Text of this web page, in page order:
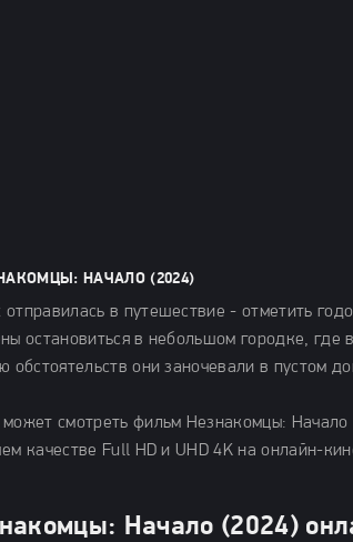
НАЧАЛО (2024)
отправилась в путешествие - отметить
остановиться в небольшом городке, где
обстоятельств они заночевали в пустом
смотреть фильм Незнакомцы:
качестве Full HD и UHD 4K на онлайн-
Начало (2024)